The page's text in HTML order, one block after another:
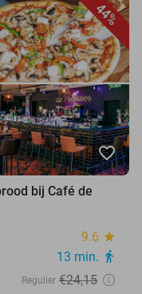
44%
favorite_border
bij Café de
9.6 star
13 min. directions_walk
Regulier €24,15